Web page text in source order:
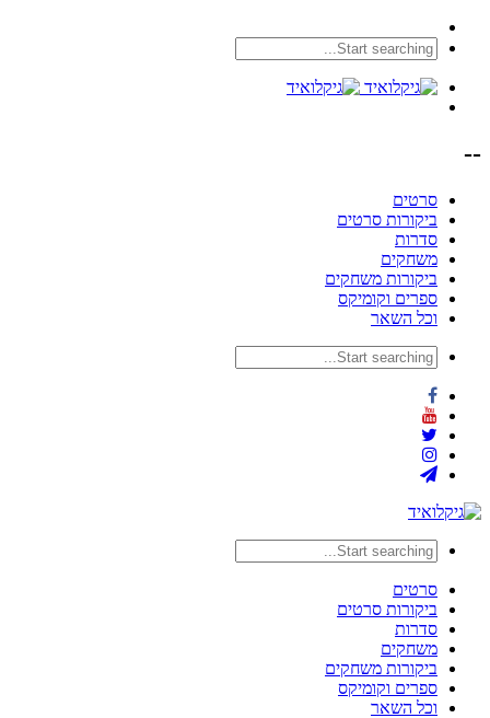
--
סרטים
ביקורות סרטים
סדרות
משחקים
ביקורות משחקים
ספרים וקומיקס
וכל השאר
סרטים
ביקורות סרטים
סדרות
משחקים
ביקורות משחקים
ספרים וקומיקס
וכל השאר